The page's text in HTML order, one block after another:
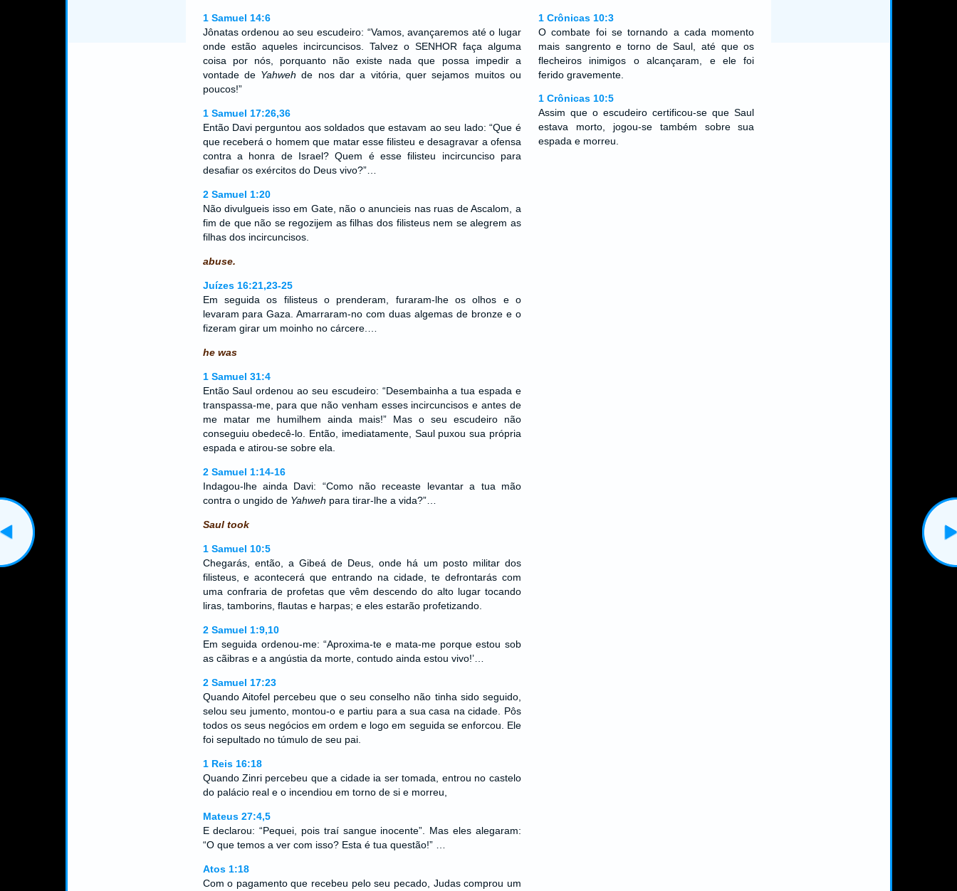
1 Samuel 14:6
Jônatas ordenou ao seu escudeiro: “Vamos, avançaremos até o lugar
onde estão aqueles incircuncisos. Talvez o SENHOR faça alguma
coisa por nós, porquanto não existe nada que possa impedir a
vontade de Yahweh de nos dar a vitória, quer sejamos muitos ou
poucos!”
1 Samuel 17:26,36
Então Davi perguntou aos soldados que estavam ao seu lado: “Que é
que receberá o homem que matar esse filisteu e desagravar a ofensa
contra a honra de Israel? Quem é esse filisteu incircunciso para
desafiar os exércitos do Deus vivo?”…
2 Samuel 1:20
Não divulgueis isso em Gate, não o anuncieis nas ruas de Ascalom, a
fim de que não se regozijem as filhas dos filisteus nem se alegrem as
filhas dos incircuncisos.
abuse.
Juízes 16:21,23-25
Em seguida os filisteus o prenderam, furaram-lhe os olhos e o
levaram para Gaza. Amarraram-no com duas algemas de bronze e o
fizeram girar um moinho no cárcere.…
he was
1 Samuel 31:4
Então Saul ordenou ao seu escudeiro: “Desembainha a tua espada e
transpassa-me, para que não venham esses incircuncisos e antes de
me matar me humilhem ainda mais!” Mas o seu escudeiro não
conseguiu obedecê-lo. Então, imediatamente, Saul puxou sua própria
espada e atirou-se sobre ela.
2 Samuel 1:14-16
Indagou-lhe ainda Davi: “Como não receaste levantar a tua mão
contra o ungido de Yahweh para tirar-lhe a vida?”…
Saul took
1 Samuel 10:5
Chegarás, então, a Gibeá de Deus, onde há um posto militar dos
filisteus, e acontecerá que entrando na cidade, te defrontarás com
uma confraria de profetas que vêm descendo do alto lugar tocando
liras, tamborins, flautas e harpas; e eles estarão profetizando.
2 Samuel 1:9,10
Em seguida ordenou-me: “Aproxima-te e mata-me porque estou sob
as cãibras e a angústia da morte, contudo ainda estou vivo!’…
2 Samuel 17:23
Quando Aitofel percebeu que o seu conselho não tinha sido seguido,
selou seu jumento, montou-o e partiu para a sua casa na cidade. Pôs
todos os seus negócios em ordem e logo em seguida se enforcou. Ele
foi sepultado no túmulo de seu pai.
1 Reis 16:18
Quando Zinri percebeu que a cidade ia ser tomada, entrou no castelo
do palácio real e o incendiou em torno de si e morreu,
Mateus 27:4,5
E declarou: “Pequei, pois traí sangue inocente”. Mas eles alegaram:
“O que temos a ver com isso? Esta é tua questão!” …
Atos 1:18
Com o pagamento que recebeu pelo seu pecado, Judas comprou um
1 Crônicas 10:3
O combate foi se tornando a cada momento
mais sangrento e torno de Saul, até que os
flecheiros inimigos o alcançaram, e ele foi
ferido gravemente.
1 Crônicas 10:5
Assim que o escudeiro certificou-se que Saul
estava morto, jogou-se também sobre sua
espada e morreu.